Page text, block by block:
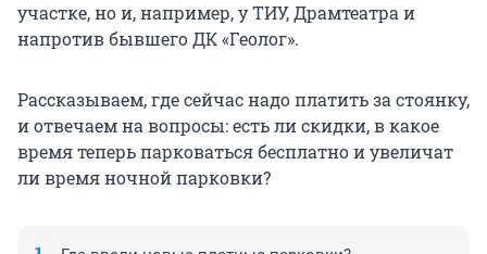
участке, но и, например, у ТИУ, Драмтеатра и
напротив бывшего ДК «Геолог».
Рассказываем, где сейчас надо платить за стоянку,
и отвечаем на вопросы: есть ли скидки, в какое
время теперь парковаться бесплатно и увеличат
ли время ночной парковки?